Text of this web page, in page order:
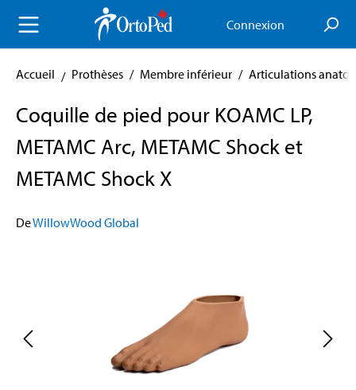
principal Connexion
Accueil Prothèses / Membre inférieur / Articulations
Coquille de pied pour KOAMC LP,
METAMC Arc, METAMC Shock et
METAMC Shock X
DeWillowWood Global